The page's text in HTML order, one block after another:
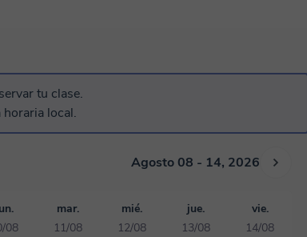
le garantizo que resolveremos todos los
orales y cinestésicas.
en la formulación del problema y el
interesado, también prepararía 'fuera de línea'
tu clase.
local.
Agosto 08 - 14, 2026
08
mar.
11/08
mié.
12/08
jue.
13/08
vie.
14/08